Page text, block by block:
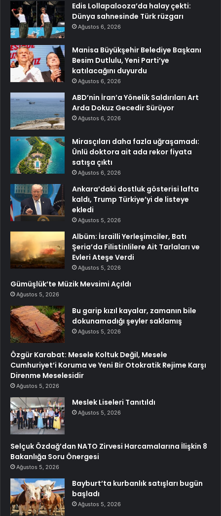
Edis Lollapalooza’da halay çekti:
Dünya sahnesinde Türk rüzgarı
Ağustos 6, 2026
Manisa Büyükşehir Belediye Başkanı
Besim Dutlulu, Yeni Parti’ye
katılacağını duyurdu
Ağustos 6, 2026
ABD’nin İran’a Yönelik Saldırıları Art
Arda Dokuz Gecedir Sürüyor
Ağustos 6, 2026
Mirasçıları daha fazla uğraşamadı:
Ünlü doktora ait ada rekor fiyata
satışa çıktı
Ağustos 6, 2026
Ankara’daki dostluk gösterisi lafta
kaldı, Trump Türkiye’yi de listeye
ekledi
Ağustos 5, 2026
Albüm: İsrailli Yerleşimciler, Batı
Şeria’da Filistinlilere Ait Tarlaları ve
Evleri Ateşe Verdi
Ağustos 5, 2026
Gümüşlük’te Müzik Mevsimi Açıldı
Ağustos 5, 2026
Bu garip kızıl kayalar, zamanın bile
dokunamadığı şeyler saklamış
Ağustos 5, 2026
Özgür Karabat: Mesele Koltuk Değil, Mesele
Cumhuriyet’i Koruma ve Yeni Bir Otokratik Rejime Karşı
Direnme Meselesidir
Ağustos 5, 2026
Meslek Liseleri Tanıtıldı
Ağustos 5, 2026
Selçuk Özdağ’dan NATO Zirvesi Harcamalarına İlişkin 8
Bakanlığa Soru Önergesi
Ağustos 5, 2026
Bayburt’ta kurbanlık satışları bugün
başladı
Ağustos 5, 2026